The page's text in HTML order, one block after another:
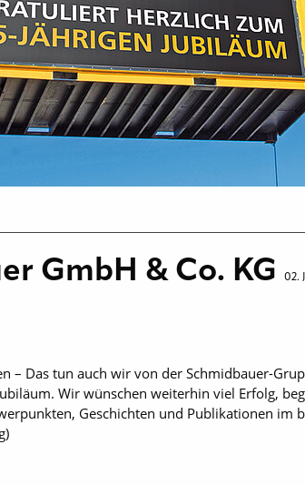
GmbH & Co. KG 02.
– Das tun auch wir von der Schmidbauer-
Wir wünschen weiterhin viel Erfolg,
Geschichten und Publikationen im